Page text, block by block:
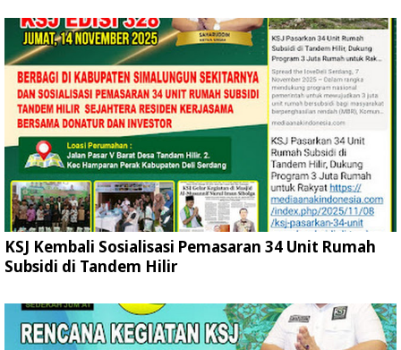
KSJ Kembali Sosialisasi Pemasaran 34 Unit Rumah
Subsidi di Tandem Hilir